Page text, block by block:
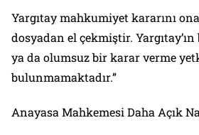
Yargıtay mahkumiyet kararını
dosyadan el çekmiştir.
ya da olumsuz bir karar verme
bulunmamaktadır.”
Anayasa Mahkemesi Daha Açık